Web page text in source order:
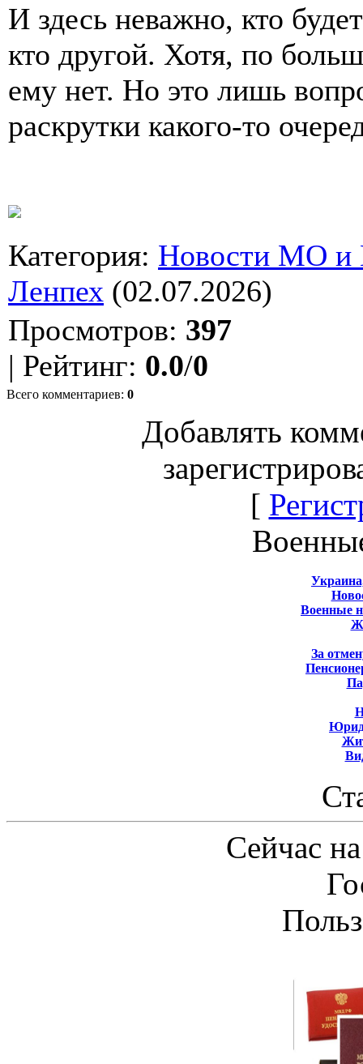
И здесь неважно, кто
кто другой. Хотя, по
ему нет. Но это лишь
раскрутки какого-то
Категория: Новости МО
Ленпех (02.07.2026)
Просмотров: 397
| Рейтинг: 0.0/0
Всего комментариев: 0
Добавлять
[
Военные
За
Сейчас